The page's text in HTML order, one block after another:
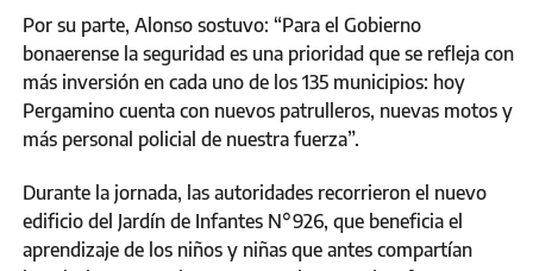
Por su parte, Alonso sostuvo: “Para el Gobierno
bonaerense la seguridad es una prioridad que se refleja con
más inversión en cada uno de los 135 municipios: hoy
Pergamino cuenta con nuevos patrulleros, nuevas motos y
más personal policial de nuestra fuerza”.
Durante la jornada, las autoridades recorrieron el nuevo
edificio del Jardín de Infantes N°926, que beneficia el
aprendizaje de los niños y niñas que antes compartían